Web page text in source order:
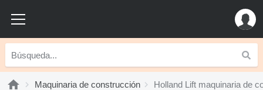
Maquinaria de construcción Holland Lift maquinaria de